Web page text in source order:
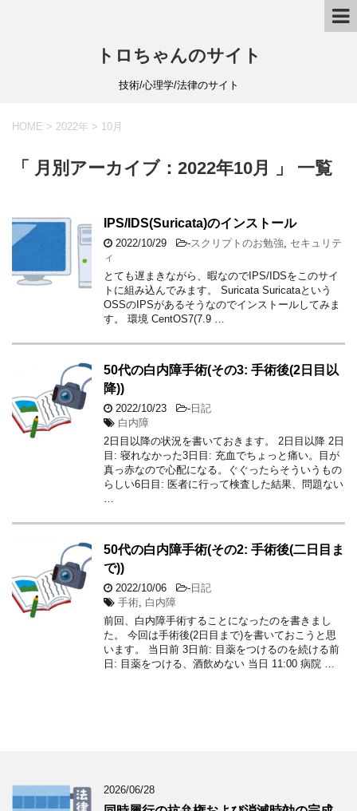
トロちゃんのサイト
技術/心理学/法律のサイト
HOME > 2022年 > 10月
「 月別アーカイブ：2022年10月 」 一覧
IPS/IDS(Suricata)のインストール
2022/10/29 -スクリプトのお勉強
セキュリテ
ィ
とても遅まきながら、暇なのでIPS/IDSをこのサイ
トに組み込んでみます。 Suricata Suricataという
OSSのIPSがあるそうなのでインストールしてみま
す。 環境 CentOS7(7.9 …
50代の白内障手術(その3: 手術後(2日目以
降))
2022/10/23 -日記
白内障
2日目以降の状況を書いておきます。 2日目以降 2日
目: 寝れなかった3日目: 充血でちょっと痛い。目が
真っ赤なので心配になる。ぐぐったらそういうもの
らしい6日目: 医者に行って検査した結果、問題ない
50代の白内障手術(その2: 手術後(二日目ま
で))
2022/10/06 -日記
手術 白内障
前回、白内障手術することになったのを書きまし
た。 今回は手術後(2日目まで)を書いておこうと思
います。 当日前 3日前: 目薬をつけるのを続ける前
日: 目薬をつける、酒飲めない 当日 11:00 病院 …
2026/06/28